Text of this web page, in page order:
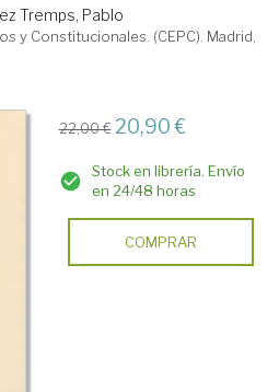
Tremps, Pablo
y Constitucionales. (CEPC). Madrid,
22,00 € 20,90 €
Stock en librería. Envío
en 24/48 horas
COMPRAR